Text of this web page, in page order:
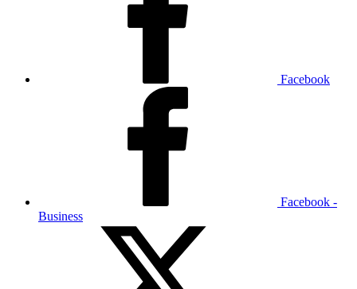
Facebook
Facebook -
Business